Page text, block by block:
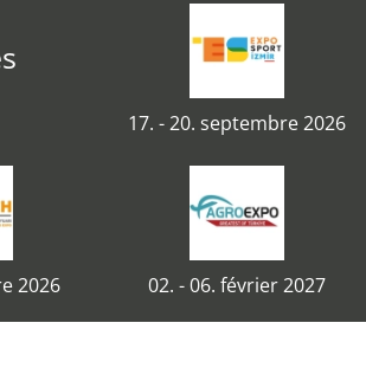
17. - 20. septembre 2026
2026 02. - 06. février 2027